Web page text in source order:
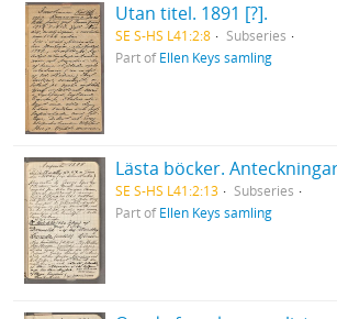
Utan titel. 1891 [?].
SE S-HS L41:2:8
Subseries
Part ofEllen Keys samling
SE S-HS L41:2:13
Subseries
Part ofEllen Keys samling